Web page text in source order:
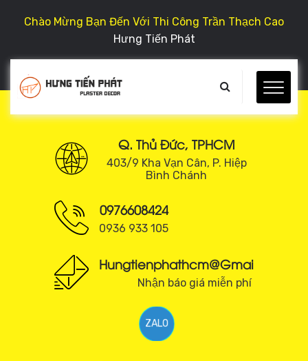
Chào Mừng Bạn Đến Với Thi Công Trần Thạch Cao
Hưng Tiến Phát
Q. Thủ Đức, TPHCM
403/9 Kha Vạn Cân, P. Hiệp
Bình Chánh
0976608424
0936 933 105
Hungtienphathcm@gmail.com
Nhận báo giá miễn phí
ZALO